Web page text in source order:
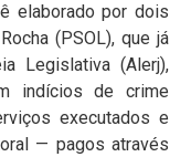
elaborado por dois
(PSOL), que já
Legislativa (Alerj),
indícios de crime
executados e
— pagos através